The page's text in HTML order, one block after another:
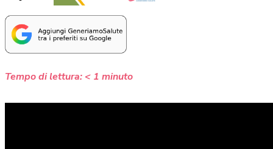
Tempo di lettura: < 1 minuto